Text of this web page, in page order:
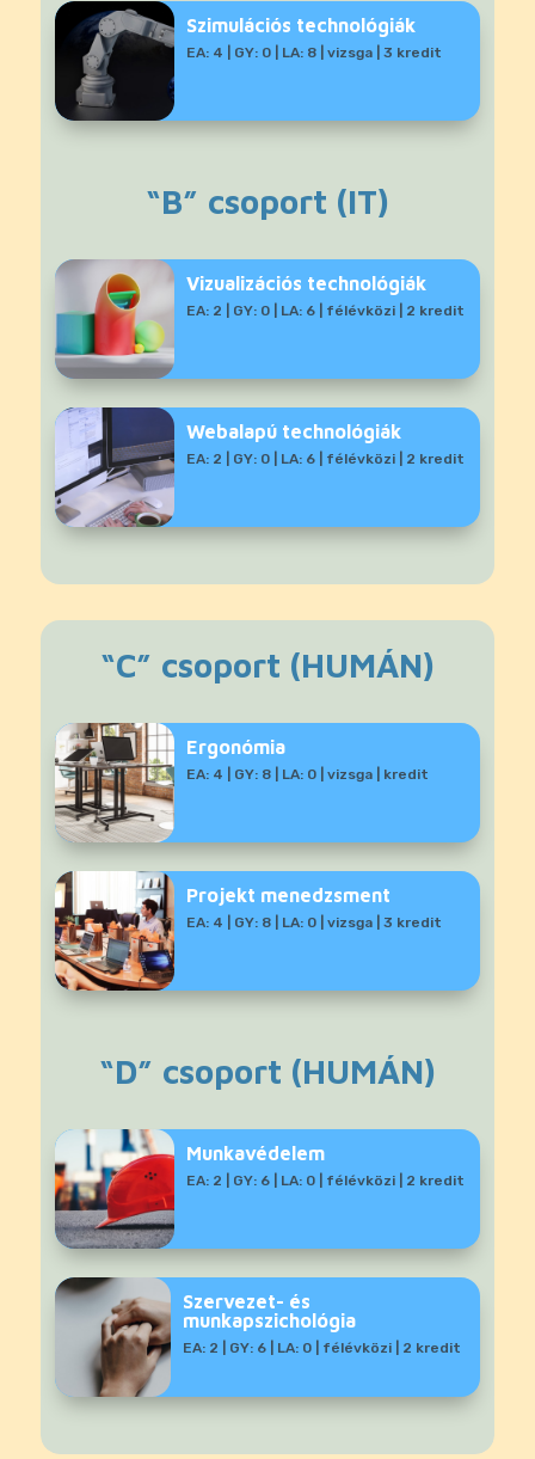
Szimulációs technológiák
EA: 4 | GY: 0 | LA: 8 | vizsga | 3 kredit
“B” csoport (IT)
Vizualizációs technológiák
EA: 2 | GY: 0 | LA: 6 | félévközi | 2 kredit
Webalapú technológiák
EA: 2 | GY: 0 | LA: 6 | félévközi | 2 kredit
“C” csoport (HUMÁN)
Ergonómia
EA: 4 | GY: 8 | LA: 0 | vizsga | kredit
Projekt menedzsment
EA: 4 | GY: 8 | LA: 0 | vizsga | 3 kredit
“D” csoport (HUMÁN)
Munkavédelem
EA: 2 | GY: 6 | LA: 0 | félévközi | 2 kredit
Szervezet- és
munkapszichológia
EA: 2 | GY: 6 | LA: 0 | félévközi | 2 kredit